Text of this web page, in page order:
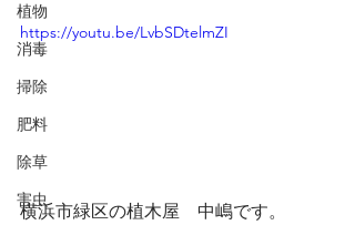
植物
消毒
掃除
肥料
除草
害虫
https://youtu.be/LvbSDtelmZI
横浜市緑区の植木屋　中嶋です。